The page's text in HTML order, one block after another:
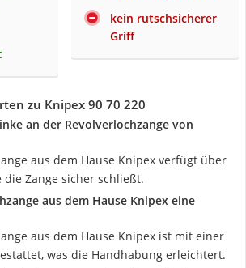
kein rutschsicherer
Griff
zu Knipex 90 70 220
an der Revolverlochzange von
aus dem Hause Knipex verfügt über
Zange sicher schließt.
aus dem Hause Knipex eine
aus dem Hause Knipex ist mit einer
was die Handhabung erleichtert.